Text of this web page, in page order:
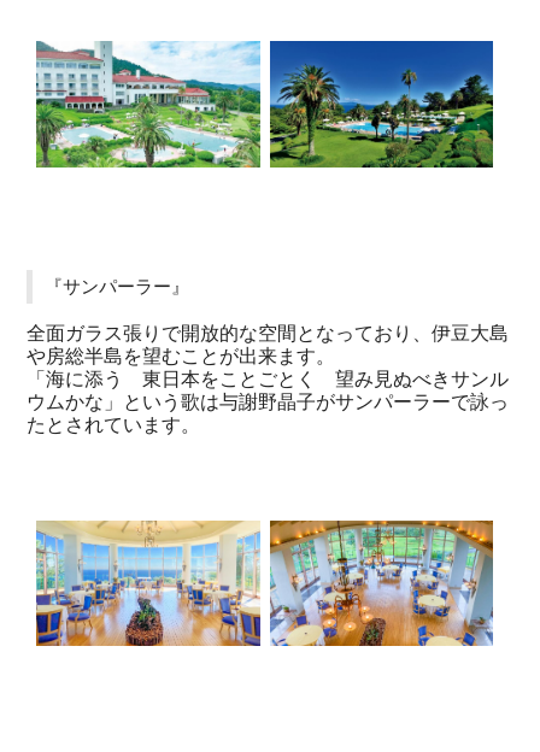
『サンパーラー』
全面ガラス張りで開放的な空間となっており、伊豆大島
や房総半島を望むことが出来ます。
「海に添う 東日本をことごとく 望み見ぬべきサンル
ウムかな」という歌は与謝野晶子がサンパーラーで詠っ
たとされています。